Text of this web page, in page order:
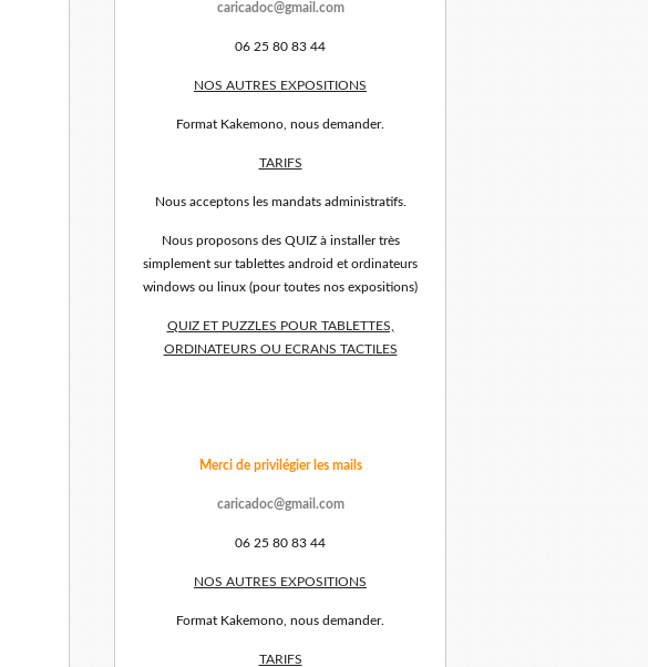
caricadoc@gmail.com
06 25 80 83 44
NOS AUTRES EXPOSITIONS
Format Kakemono, nous demander.
TARIFS
Nous acceptons les mandats administratifs.
Nous proposons des QUIZ à installer très
simplement sur tablettes android et ordinateurs
windows ou linux (pour toutes nos expositions)
QUIZ ET PUZZLES POUR TABLETTES,
ORDINATEURS OU ECRANS TACTILES
Merci de privilégier les mails
caricadoc@gmail.com
06 25 80 83 44
NOS AUTRES EXPOSITIONS
Format Kakemono, nous demander.
TARIFS